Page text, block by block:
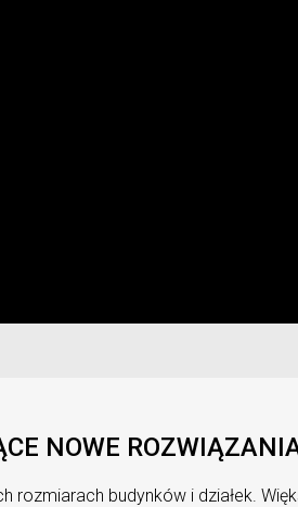
NOWE
rozmiarach budynków i działek.